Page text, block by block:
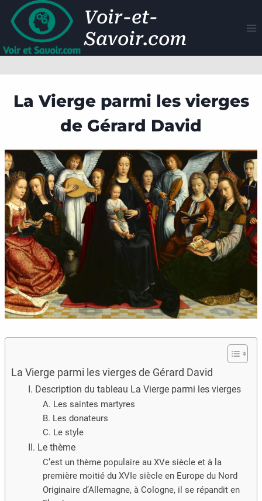
Aller
au
contenu
Voir-et-
Savoir.com
La Vierge parmi les vierges
de Gérard David
La Vierge parmi les vierges de Gérard David
I. Description du tableau La Vierge parmi les vierges
A. Les saintes martyres
B. Les donateurs
C. Le style
II. Le thème
C’est un thème populaire au XVe siècle et à la
première moitié du XVIe siècle en Europe du Nord
Originaire d’Allemagne, à Cologne, il se répandit en